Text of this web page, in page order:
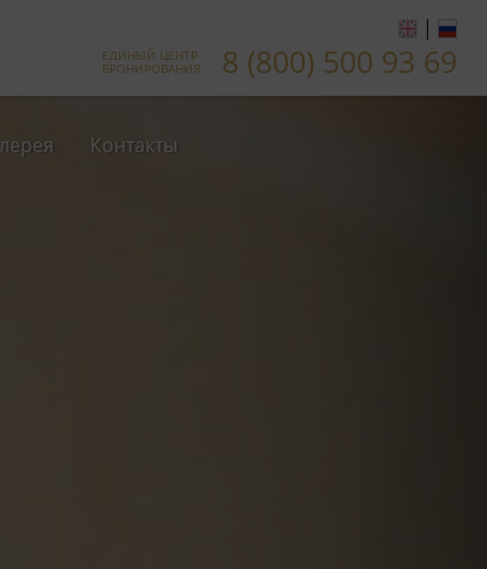
|
ЕДИНЫЙ ЦЕНТР
БРОНИРОВАНИЯ 8 (800) 500 93 69
Контакты